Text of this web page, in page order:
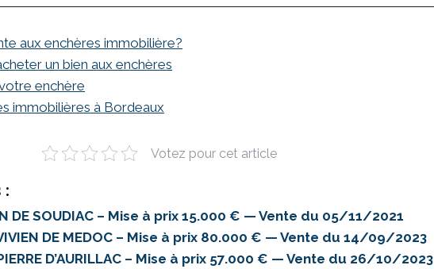
aux enchères immobilière?
un bien aux enchères
enchère
immobilières à Bordeaux
Votez pour cet article
DE SOUDIAC – Mise à prix 15.000 € — Vente du 05/11/2021
DE MEDOC – Mise à prix 80.000 € — Vente du 14/09/2023
D’AURILLAC – Mise à prix 57.000 € — Vente du 26/10/2023